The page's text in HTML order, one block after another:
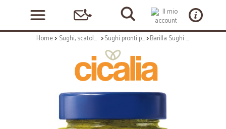
Home Sughi, scatolame e condimenti Sughi pronti per pasta Barilla Sughi Pesto Rustico Basilico e Olive 200g